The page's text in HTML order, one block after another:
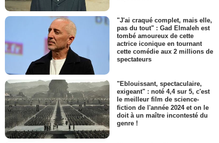
"J'ai craqué complet, mais elle,
pas du tout" : Gad Elmaleh est
tombé amoureux de cette
actrice iconique en tournant
cette comédie aux 2 millions de
spectateurs
"Eblouissant, spectaculaire,
exigeant" : noté 4,4 sur 5, c'est
le meilleur film de science-
fiction de l'année 2024 et on le
doit à un maître incontesté du
genre !